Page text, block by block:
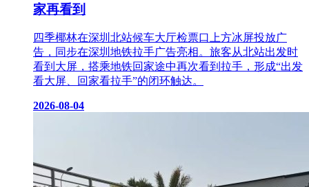
家再看到
四季椰林在深圳北站候车大厅检票口上方冰屏投放广
告，同步在深圳地铁拉手广告亮相。旅客从北站出发时
看到大屏，搭乘地铁回家途中再次看到拉手，形成“出发
看大屏、回家看拉手”的闭环触达。
2026-08-04